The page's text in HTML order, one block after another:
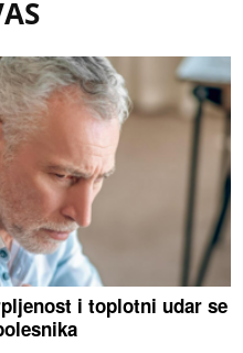
i toplotni udar se